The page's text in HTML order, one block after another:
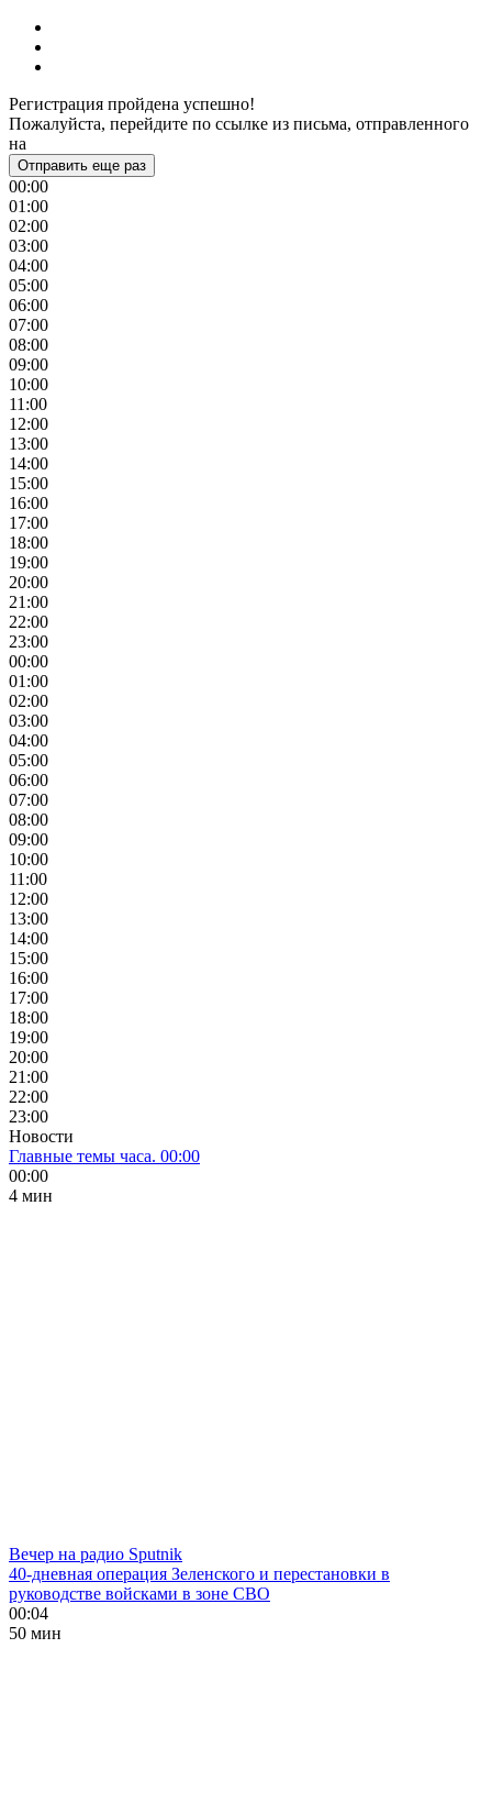
Регистрация пройдена успешно!
Пожалуйста, перейдите по ссылке из письма, отправленного
на
Отправить еще раз
00:00
01:00
02:00
03:00
04:00
05:00
06:00
07:00
08:00
09:00
10:00
11:00
12:00
13:00
14:00
15:00
16:00
17:00
18:00
19:00
20:00
21:00
22:00
23:00
00:00
01:00
02:00
03:00
04:00
05:00
06:00
07:00
08:00
09:00
10:00
11:00
12:00
13:00
14:00
15:00
16:00
17:00
18:00
19:00
20:00
21:00
22:00
23:00
Новости
Главные темы часа. 00:00
00:00
4 мин
Вечер на радио Sputnik
40-дневная операция Зеленского и перестановки в
руководстве войсками в зоне СВО
00:04
50 мин